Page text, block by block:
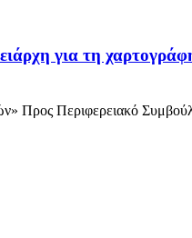
για τη
Περιφερειακό